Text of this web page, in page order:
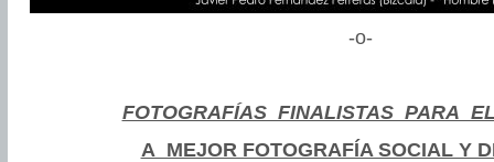
-o-
FOTOGRAFÍAS FINALISTAS PARA
A MEJOR FOTOGRAFÍA SOCIAL Y